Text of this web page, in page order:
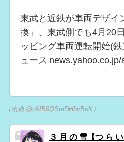
東武と近鉄が車両デザイ
換」、東武側でも4月20
ッピング車両運転開始(
ュース
（出典 @n9IB9QSmDHbvBoK）
３ 月 の 雪【つ ら